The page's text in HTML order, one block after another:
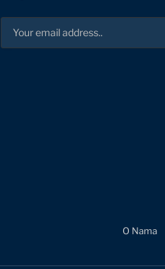
O Nama